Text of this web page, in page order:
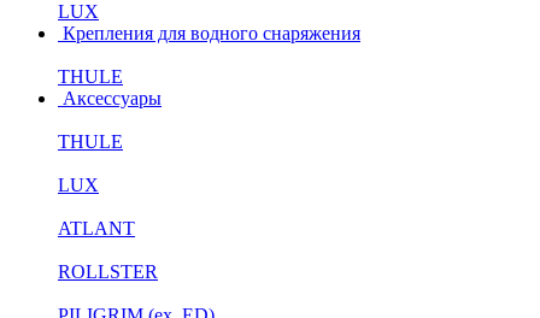
LUX
Крепления для водного снаряжения
THULE
Аксессуары
THULE
LUX
ATLANT
ROLLSTER